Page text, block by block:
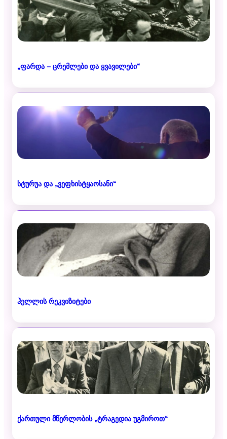
„ფარდა – ცრემლები და ყვავილები“
სტურუა და „ვეფხისტყაოსანი“
ჰელლის რეკვიზიტები
ქართული მწერლობის „ტრაგედია უგმიროთ“